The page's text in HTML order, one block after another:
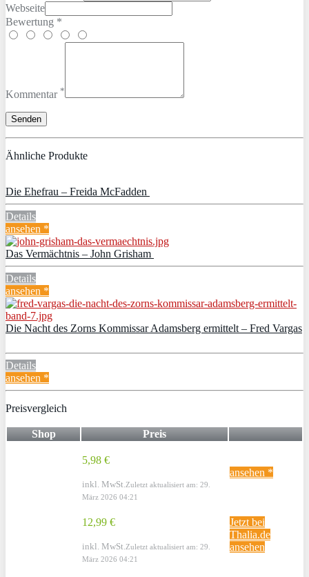
Webseite
Bewertung *
Kommentar *
Ähnliche Produkte
Die Ehefrau – Freida McFadden
Details
ansehen *
Das Vermächtnis – John Grisham
Details
ansehen *
Die Nacht des Zorns Kommissar Adamsberg ermittelt – Fred Vargas
Details
ansehen *
Preisvergleich
Shop Preis
5,98 €
inkl. MwSt. Zuletzt aktualisiert am: 29.
März 2026 04:21
ansehen *
12,99 €
inkl. MwSt. Zuletzt aktualisiert am: 29.
März 2026 04:21
Jetzt bei
Thalia.de
ansehen